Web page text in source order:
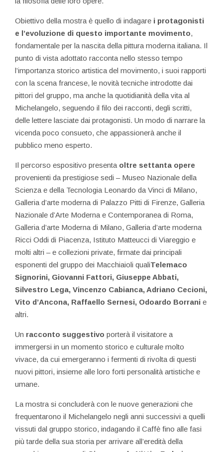
Obiettivo della mostra è quello di indagare i protagonisti
e l’evoluzione di questo importante movimento,
fondamentale per la nascita della pittura moderna italiana. Il
punto di vista adottato racconta nello stesso tempo
l’importanza storico artistica del movimento, i suoi rapporti
con la scena francese, le novità tecniche introdotte dai
pittori del gruppo, ma anche la quotidianità della vita al
Michelangelo, seguendo il filo dei racconti, degli scritti,
delle lettere lasciate dai protagonisti. Un modo di narrare la
vicenda poco consueto, che appassionerà anche il
pubblico meno esperto.
Il percorso espositivo presenta oltre settanta opere
provenienti da prestigiose sedi – Museo Nazionale della
Scienza e della Tecnologia Leonardo da Vinci di Milano,
Galleria d’arte moderna di Palazzo Pitti di Firenze, Galleria
Nazionale d’Arte Moderna e Contemporanea di Roma,
Galleria d’arte Moderna di Milano, Galleria d’arte moderna
Ricci Oddi di Piacenza, Istituto Matteucci di Viareggio e
molti altri – e collezioni private, firmate dai principali
esponenti del gruppo dei Macchiaioli qualiTelemaco
Signorini, Giovanni Fattori, Giuseppe Abbati,
Silvestro Lega, Vincenzo Cabianca, Adriano Cecioni,
Vito d’Ancona, Raffaello Sernesi, Odoardo Borrani e
altri.
Un racconto suggestivo porterà il visitatore a
immergersi in un momento storico e culturale molto
vivace, da cui emergeranno i fermenti di rivolta di questi
nuovi pittori, insieme alle loro forti personalità artistiche e
umane.
La mostra si concluderà con le nuove generazioni che
frequentarono il Michelangelo negli anni successivi a quelli
vissuti dal gruppo storico, indagando il Caffè fino alle fasi
più tarde della sua storia per arrivare all’eredità della